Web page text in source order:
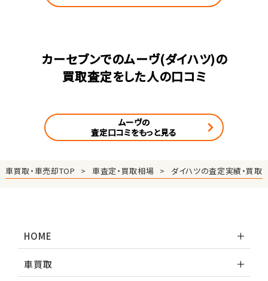
カーセブンでのムーヴ(ダイハツ)の
買取査定をした人の口コミ
ムーヴの
査定口コミをもっと見る
車買取・車売却TOP 車査定・買取相場 ダイハツの査定実績・買取
HOME
車買取